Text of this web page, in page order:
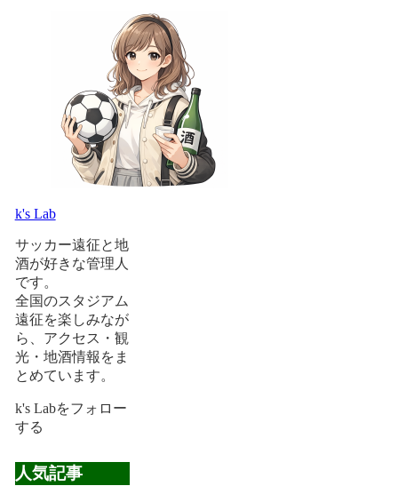
k's Lab
サッカー遠征と地
酒が好きな管理人
です。
全国のスタジアム
遠征を楽しみなが
ら、アクセス・観
光・地酒情報をま
とめています。
k's Labをフォロー
する
人気記事